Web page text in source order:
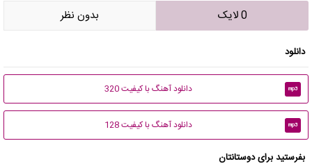
0 لایک بدون نظر
دانلود
mp3 دانلود آهنگ با کیفیت 320
mp3 دانلود آهنگ با کیفیت 128
بفرستید برای دوستانتان